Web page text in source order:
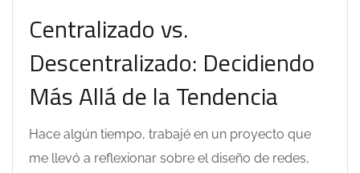
Centralizado vs.
Descentralizado: Decidiendo
Más Allá de la Tendencia
Hace algún tiempo, trabajé en un proyecto que
me llevó a reflexionar sobre el diseño de redes,